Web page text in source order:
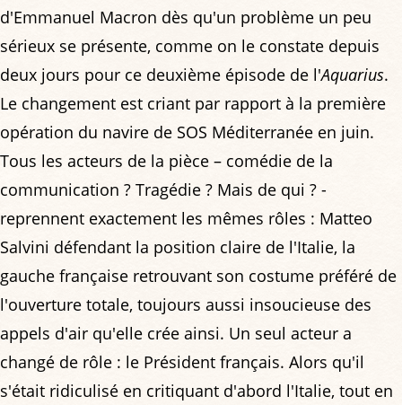
d'Emmanuel Macron dès qu'un problème un peu
sérieux se présente, comme on le constate depuis
deux jours pour ce deuxième épisode de l'Aquarius.
Le changement est criant par rapport à la première
opération du navire de SOS Méditerranée en juin.
Tous les acteurs de la pièce – comédie de la
communication ? Tragédie ? Mais de qui ? -
reprennent exactement les mêmes rôles : Matteo
Salvini défendant la position claire de l'Italie, la
gauche française retrouvant son costume préféré de
l'ouverture totale, toujours aussi insoucieuse des
appels d'air qu'elle crée ainsi. Un seul acteur a
changé de rôle : le Président français. Alors qu'il
s'était ridiculisé en critiquant d'abord l'Italie, tout en